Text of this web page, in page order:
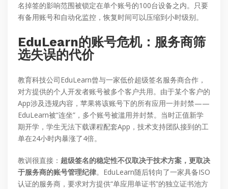
名掉签的影响范围被锁定在单个账号的100台设备之内。只要
有备用账号和自动化监控，恢复时间可以压缩到小时级别。
EduLearn的账号危机：服务商筛
选失误的代价
教育科技公司EduLearn曾与一家低价超级签名服务商合作，
对方提供的个人开发者账号被多个客户共用。由于某个客户的
App涉及违规内容，苹果将该账号下的所有应用一并封禁——
EduLearn被“连坐”，多个账号被滥用并封禁。当时正值新学
期开学，学生无法下载课程配套App，技术支持团队接到的工
单在24小时内暴涨了4倍。
教训很直接： 超级签名的稳定性不仅取决于技术方案，更取决
于服务商的账号管理纪律。EduLearn随后转向了一家具备ISO
认证的服务商，要求对方提供“单应用单证书”的独立证书池方